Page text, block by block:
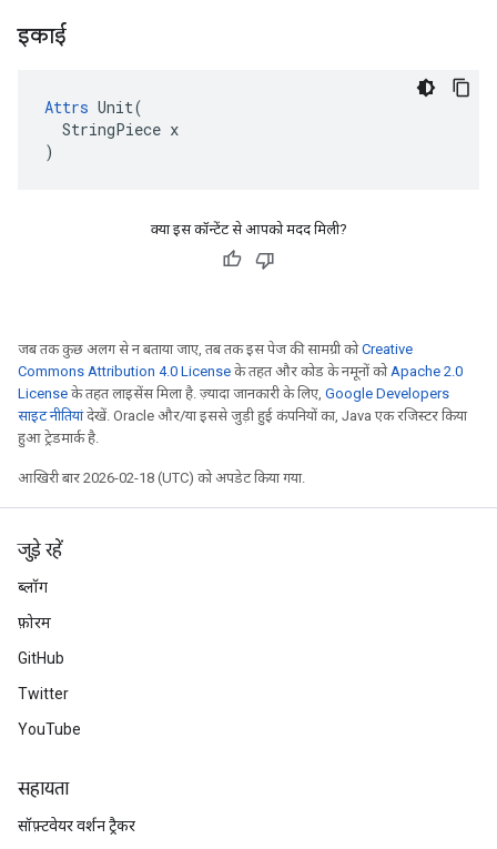
इकाई
Attrs Unit(
  StringPiece x
)
क्या इस कॉन्टेंट से आपको मदद मिली?
जब तक कुछ अलग से न बताया जाए, तब तक इस पेज की सामग्री कोCreative
Commons Attribution 4.0 License के तहत और कोड के नमूनों कोApache 2.0
License के तहत लाइसेंस मिला है. ज़्यादा जानकारी के लिए, Google Developers
साइट नीतियांदेखें. Oracle और/या इससे जुड़ी हुई कंपनियों का, Java एक रजिस्टर किया
हुआ ट्रेडमार्क है.
आखिरी बार 2026-02-18 (UTC) को अपडेट किया गया.
जुड़े रहें
ब्लॉग
फ़ोरम
GitHub
Twitter
YouTube
सहायता
सॉफ़्टवेयर वर्शन ट्रैकर